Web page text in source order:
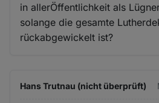
in allerÖffentlichkeit als
solange die gesamte
rückabgewickelt ist?
Hans Trutnau (nicht überprüft)